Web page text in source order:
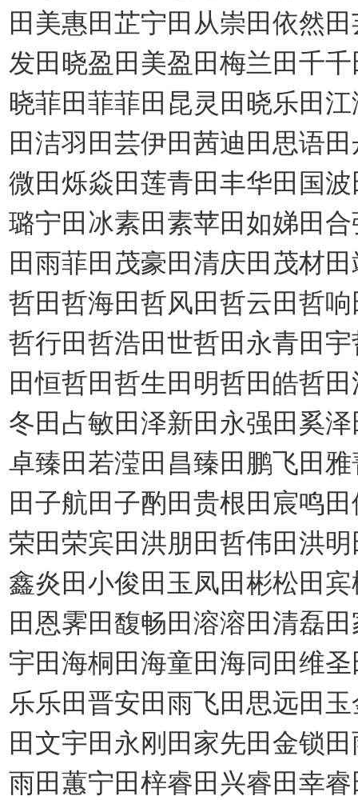
田美惠田芷宁田从崇田依然
发田晓盈田美盈田梅兰田千
晓菲田菲菲田昆灵田晓乐田
田洁羽田芸伊田茜迪田思语
微田烁焱田莲青田丰华田国
璐宁田冰素田素苹田如娣田
田雨菲田茂豪田清庆田茂材
哲田哲海田哲风田哲云田哲
哲行田哲浩田世哲田永青田
田恒哲田哲生田明哲田皓哲
冬田占敏田泽新田永强田奚
卓臻田若滢田昌臻田鹏飞田
田子航田子酌田贵根田宸鸣
荣田荣宾田洪朋田哲伟田洪
鑫炎田小俊田玉凤田彬松田
田恩霁田馥畅田溶溶田清磊
宇田海桐田海童田海同田维
乐乐田晋安田雨飞田思远田
田文宇田永刚田家先田金锁
雨田蕙宁田梓睿田兴睿田幸